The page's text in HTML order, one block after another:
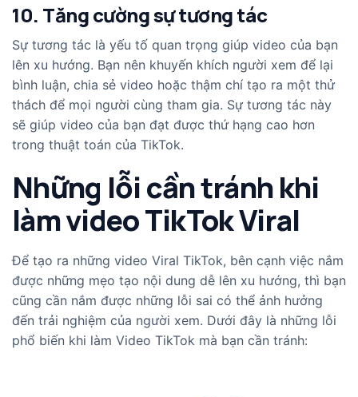
10. Tăng cường sự tương tác
Sự tương tác là yếu tố quan trọng giúp video của bạn
lên xu hướng. Bạn nên khuyến khích người xem để lại
bình luận, chia sẻ video hoặc thậm chí tạo ra một thử
thách để mọi người cùng tham gia. Sự tương tác này
sẽ giúp video của bạn đạt được thứ hạng cao hơn
trong thuật toán của TikTok.
Những lỗi cần tránh khi
làm video TikTok Viral
Để tạo ra những video Viral TikTok, bên cạnh việc nắm
được những mẹo tạo nội dung dễ lên xu hướng, thì bạn
cũng cần nắm được những lỗi sai có thể ảnh hưởng
đến trải nghiệm của người xem. Dưới đây là những lỗi
phổ biến khi làm Video TikTok mà bạn cần tránh: